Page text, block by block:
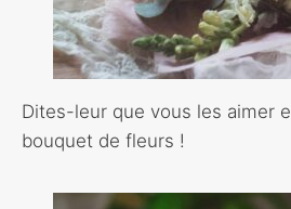
Dites-leur que vous les aimer
bouquet de fleurs !